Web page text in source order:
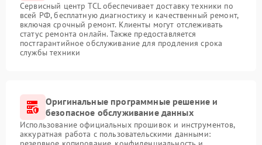
Сервисный центр TCL обеспечивает доставку техники по
всей РФ, бесплатную диагностику и качественный ремонт,
включая срочный ремонт. Клиенты могут отслеживать
статус ремонта онлайн. Также предоставляется
постгарантийное обслуживание для продления срока
службы техники
Оригинальные программные решение и
безопасное обслуживание данных
Использование официальных прошивок и инструментов,
аккуратная работа с пользовательскими данными: